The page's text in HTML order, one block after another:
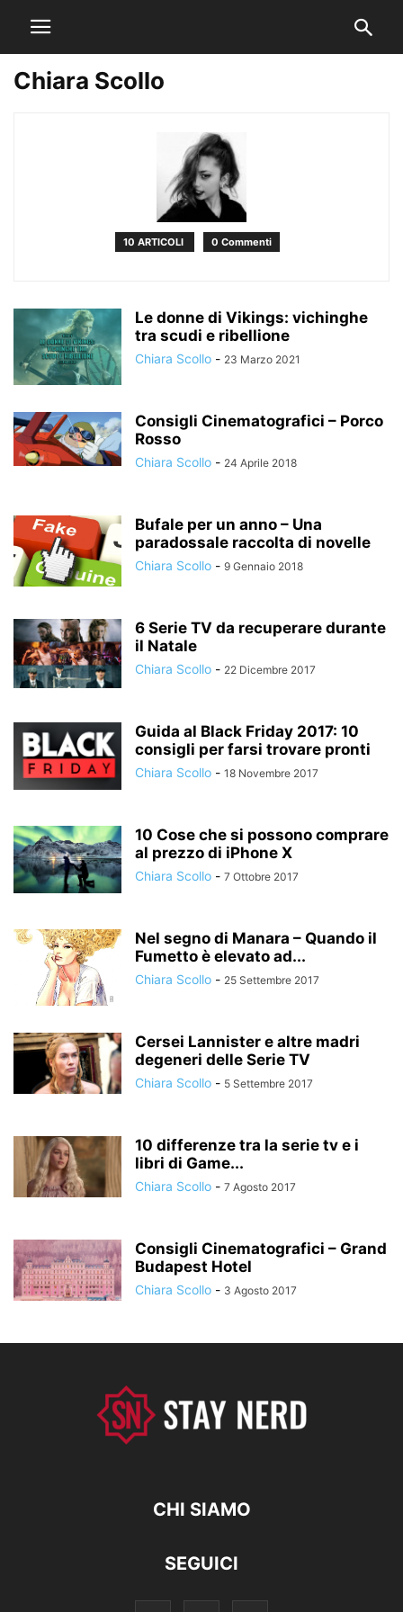
Chiara Scollo
10 ARTICOLI 0 Commenti
Le donne di Vikings: vichinghe
tra scudi e ribellione
Chiara Scollo - 23 Marzo 2021
Consigli Cinematografici – Porco
Rosso
Chiara Scollo - 24 Aprile 2018
Bufale per un anno – Una
paradossale raccolta di novelle
Chiara Scollo - 9 Gennaio 2018
6 Serie TV da recuperare durante
il Natale
Chiara Scollo - 22 Dicembre 2017
Guida al Black Friday 2017: 10
consigli per farsi trovare pronti
Chiara Scollo - 18 Novembre 2017
10 Cose che si possono comprare
al prezzo di iPhone X
Chiara Scollo - 7 Ottobre 2017
Nel segno di Manara – Quando il
Fumetto è elevato ad...
Chiara Scollo - 25 Settembre 2017
Cersei Lannister e altre madri
degeneri delle Serie TV
Chiara Scollo - 5 Settembre 2017
10 differenze tra la serie tv e i
libri di Game...
Chiara Scollo - 7 Agosto 2017
Consigli Cinematografici – Grand
Budapest Hotel
Chiara Scollo - 3 Agosto 2017
CHI SIAMO
SEGUICI